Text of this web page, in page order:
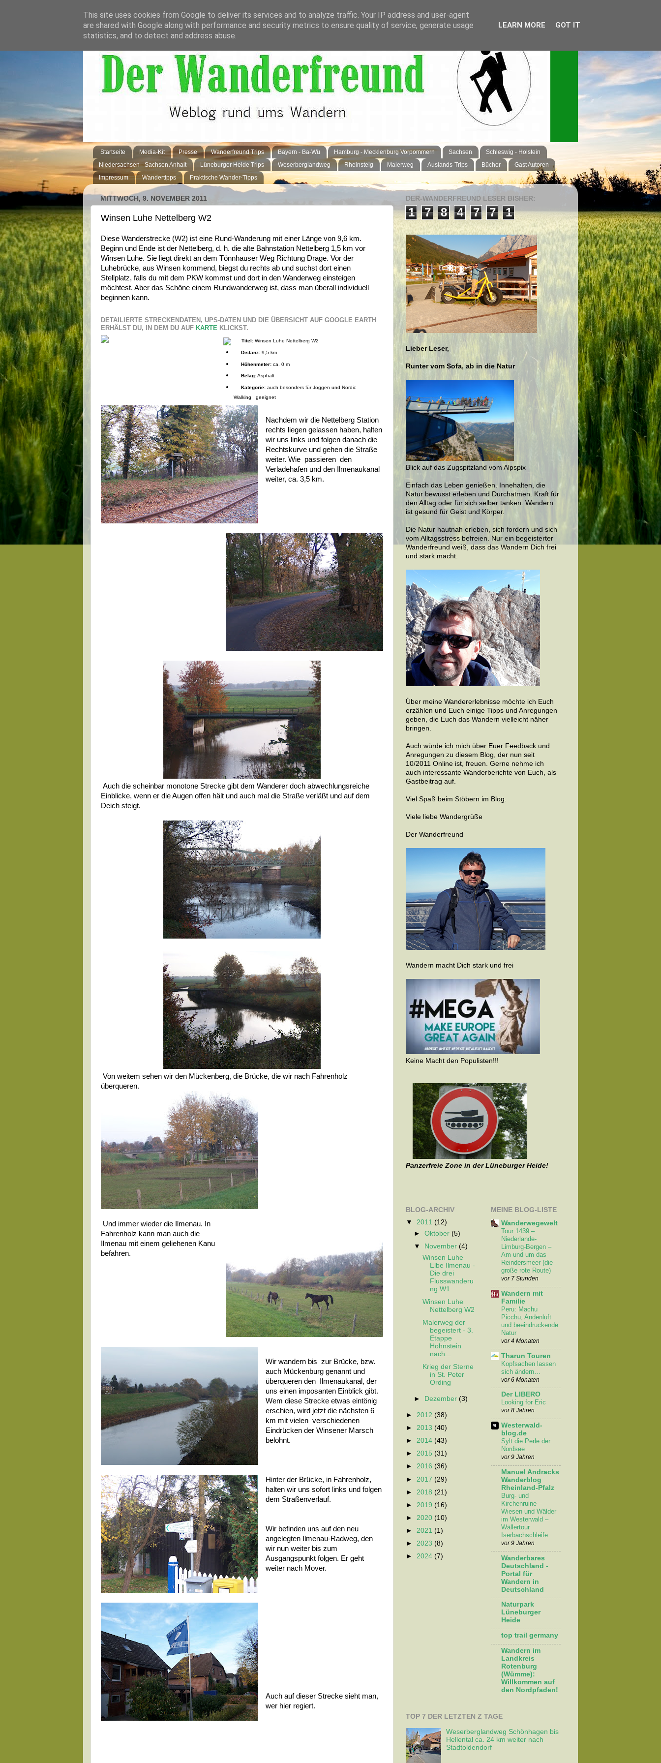
Startseite Media-Kit Presse Wanderfreund Trips Bayern - Ba-Wü Hamburg - Mecklenburg Vorpommern Sachsen
Schleswig - Holstein
Niedersachsen - Sachsen Anhalt
Lüneburger Heide Trips Weserberglandweg Rheinsteig Malerweg Auslands-Trips Bücher
Gast Autoren
Impressum
Wandertipps Praktische Wander-Tipps
MITTWOCH, 9. NOVEMBER 2011
Winsen Luhe Nettelberg W2
Diese Wanderstrecke (W2) ist eine Rund-Wanderung mit einer Länge von 9,6 km.
Beginn und Ende ist der Nettelberg, d. h. die alte Bahnstation Nettelberg 1,5 km vor
Winsen Luhe. Sie liegt direkt an dem Tönnhauser Weg Richtung Drage. Vor der
Luhebrücke, aus Winsen kommend, biegst du rechts ab und suchst dort einen
Stellplatz, falls du mit dem PKW kommst und dort in den Wanderweg einsteigen
möchtest. Aber das Schöne einem Rundwanderweg ist, dass man überall individuell
beginnen kann.
DETAILIERTE STRECKENDATEN, UPS-DATEN UND DIE ÜBERSICHT AUF GOOGLE EARTH
ERHÄLST DU, IN DEM DU AUF KARTE KLICKST.
Titel: Winsen Luhe Nettelberg W2
Distanz: 9,5 km
Höhenmeter: ca. 0 m
Belag:Asphalt
Kategorie: auch besonders für Joggen und Nordic
Walking geeignet
Nachdem wir die Nettelberg Station
rechts liegen gelassen haben, halten
wir uns links und folgen danach die
Rechtskurve und gehen die Straße
weiter. Wie passieren den
Verladehafen und den Ilmenaukanal
weiter, ca. 3,5 km.
Auch die scheinbar monotone Strecke gibt dem Wanderer doch abwechlungsreiche
Einblicke, wenn er die Augen offen hält und auch mal die Straße verläßt und auf dem
Deich steigt.
Von weitem sehen wir den Mückenberg, die Brücke, die wir nach Fahrenholz
überqueren.
Und immer wieder die Ilmenau. In
Fahrenholz kann man auch die
Ilmenau mit einem geliehenen Kanu
befahren.
Wir wandern bis zur Brücke, bzw.
auch Mückenburg genannt und
überqueren den Ilmenaukanal, der
uns einen imposanten Einblick gibt.
Wem diese Strecke etwas eintönig
erschien, wird jetzt die nächsten 6
km mit vielen verschiedenen
Eindrücken der Winsener Marsch
belohnt.
Hinter der Brücke, in Fahrenholz,
halten wir uns sofort links und folgen
dem Straßenverlauf.
Wir befinden uns auf den neu
angelegten Ilmenau-Radweg, den
wir nun weiter bis zum
Ausgangspunkt folgen. Er geht
weiter nach Mover.
Auch auf dieser Strecke sieht man,
wer hier regiert.
DER-WANDERFREUND LESER BISHER:
1 7 8 4 7 7 1
Lieber Leser,
Runter vom Sofa, ab in die Natur
Blick auf das Zugspitzland vom Alpspix
Einfach das Leben genießen. Innehalten, die
Natur bewusst erleben und Durchatmen. Kraft für
den Alltag oder für sich selber tanken. Wandern
ist gesund für Geist und Körper.
Die Natur hautnah erleben, sich fordern und sich
vom Alltagsstress befreien. Nur ein begeisterter
Wanderfreund weiß, dass das Wandern Dich frei
und stark macht.
Über meine Wandererlebnisse möchte ich Euch
erzählen und Euch einige Tipps und Anregungen
geben, die Euch das Wandern vielleicht näher
bringen.
Auch würde ich mich über Euer Feedback und
Anregungen zu diesem Blog, der nun seit
10/2011 Online ist, freuen. Gerne nehme ich
auch interessante Wanderberichte von Euch, als
Gastbeitrag auf.
Viel Spaß beim Stöbern im Blog.
Viele liebe Wandergrüße
Der Wanderfreund
Wandern macht Dich stark und frei
Keine Macht den Populisten!!!
Panzerfreie Zone in der Lüneburger Heide!
BLOG-ARCHIV
▼ 2011 (12)
►Oktober(5)
▼
November(4)
Winsen Luhe
Elbe Ilmenau -
Die drei
Flusswanderu
ng W1
Winsen Luhe
Nettelberg W2
Malerweg der
begeistert - 3.
Etappe
Hohnstein
nach...
Krieg der Sterne
in St. Peter
Ording
► Dezember(3)
► 2012 (38)
► 2013 (40)
► 2014 (43)
► 2015 (31)
► 2016 (36)
► 2017 (29)
► 2018 (21)
► 2019 (16)
► 2020 (10)
► 2021 (1)
► 2023 (8)
► 2024 (7)
MEINE BLOG-LISTE
Wanderwegewelt
Tour 1439 –
Niederlande-
Limburg-Bergen –
Am und um das
Reindersmeer (die
große rote Route)
vor 7 Stunden
Wandern mit
Familie
Peru: Machu
Picchu, Andenluft
und beeindruckende
Natur
vor 4 Monaten
Tharun Touren
Kopfsachen lassen
sich ändern…
vor 6 Monaten
Der LIBERO
Looking for Eric
vor 8 Jahren
Westerwald-
blog.de
Sylt die Perle der
Nordsee
vor 9 Jahren
Manuel Andracks
Wanderblog
Rheinland-Pfalz
Burg- und
Kirchenruine –
Wiesen und Wälder
im Westerwald –
Wällertour
Iserbachschleife
vor 9 Jahren
Wanderbares
Deutschland -
Portal für
Wandern in
Deutschland
Naturpark
Lüneburger
Heide
top trail germany
Wandern im
Landkreis
Rotenburg
(Wümme):
Willkommen auf
den Nordpfaden!
TOP 7 DER LETZTEN Z TAGE
Weserberglandweg Schönhagen bis
Hellental ca. 24 km weiter nach
Stadtoldendorf
This site uses cookies from Google to deliver its services and to analyze traffic. Your IP address and user-agent
are shared with Google along with performance and security metrics to ensure quality of service, generate usage
statistics, and to detect and address abuse.
LEARN MORE GOT IT